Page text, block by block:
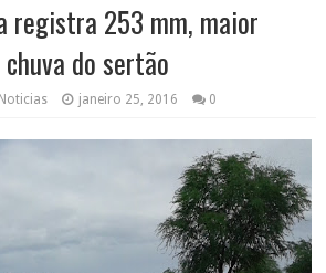
registra 253 mm, maior
do sertão
janeiro 25, 2016 0